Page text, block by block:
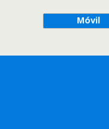
Móvil